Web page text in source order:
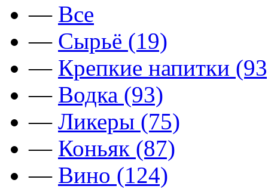
— Все
— Сырьё (19)
— Крепкие напитки
— Водка (93)
— Ликеры (75)
— Коньяк (87)
— Вино (124)